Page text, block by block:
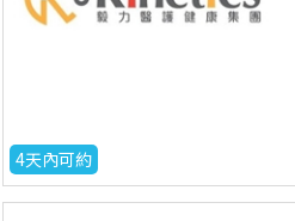
4天內可約